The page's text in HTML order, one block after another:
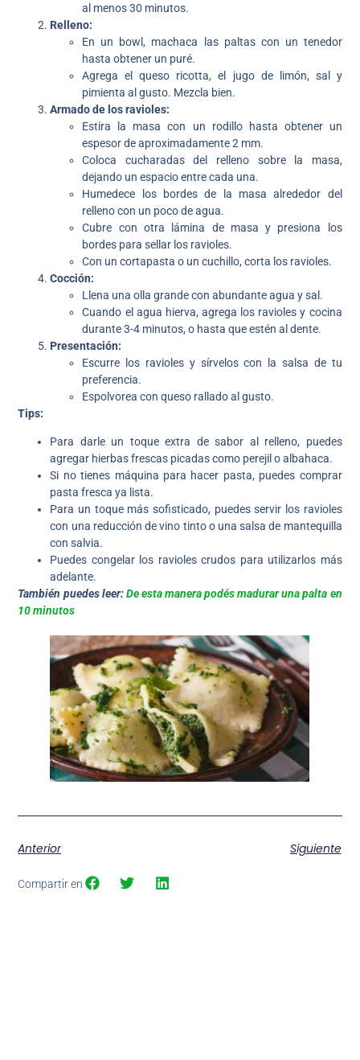
al menos 30 minutos.
Relleno:
En un bowl, machaca las paltas con un tenedor
hasta obtener un puré.
Agrega el queso ricotta, el jugo de limón, sal y
pimienta al gusto. Mezcla bien.
Armado de los ravioles:
Estira la masa con un rodillo hasta obtener un
espesor de aproximadamente 2 mm.
Coloca cucharadas del relleno sobre la masa,
dejando un espacio entre cada una.
Humedece los bordes de la masa alrededor del
relleno con un poco de agua.
Cubre con otra lámina de masa y presiona los
bordes para sellar los ravioles.
Con un cortapasta o un cuchillo, corta los ravioles.
Cocción:
Llena una olla grande con abundante agua y sal.
Cuando el agua hierva, agrega los ravioles y cocina
durante 3-4 minutos, o hasta que estén al dente.
Presentación:
Escurre los ravioles y sírvelos con la salsa de tu
preferencia.
Espolvorea con queso rallado al gusto.
Tips:
Para darle un toque extra de sabor al relleno, puedes
agregar hierbas frescas picadas como perejil o albahaca.
Si no tienes máquina para hacer pasta, puedes comprar
pasta fresca ya lista.
Para un toque más sofisticado, puedes servir los ravioles
con una reducción de vino tinto o una salsa de mantequilla
con salvia.
Puedes congelar los ravioles crudos para utilizarlos más
adelante.
También puedes leer:De esta manera podés madurar una palta en
10 minutos
Anterior Siguiente
Compartir en